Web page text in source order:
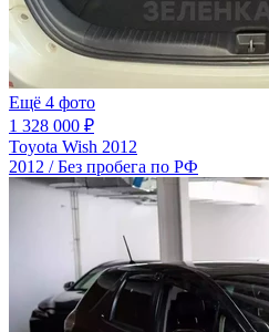
Ещё 4 фото
1 328 000 ₽
Toyota Wish 2012
2012 / Без пробега по РФ